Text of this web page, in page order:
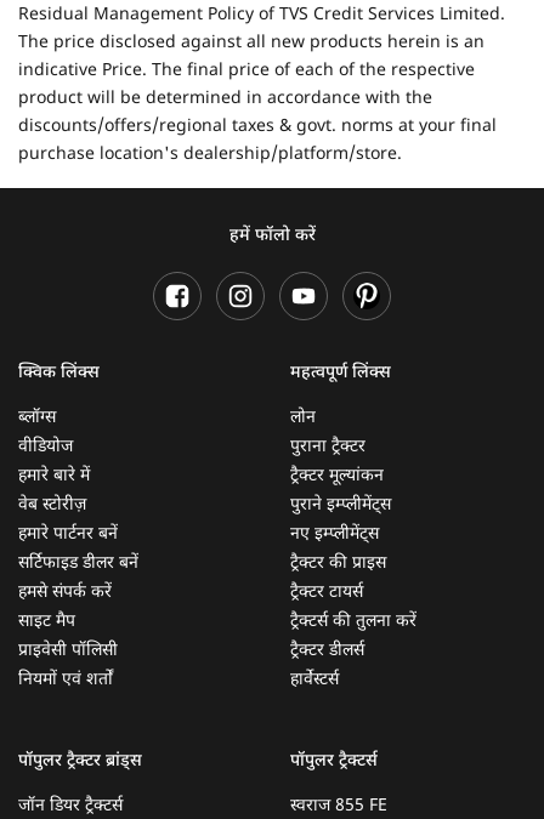
Residual Management Policy of TVS Credit Services Limited.
The price disclosed against all new products herein is an
indicative Price. The final price of each of the respective
product will be determined in accordance with the
discounts/offers/regional taxes & govt. norms at your final
purchase location's dealership/platform/store.
हमें फॉलो करें
क्विक लिंक्स
ब्लॉग्स
वीडियोज
हमारे बारे में
वेब स्टोरीज़
हमारे पार्टनर बनें
सर्टिफाइड डीलर बनें
हमसे संपर्क करें
साइट मैप
प्राइवेसी पॉलिसी
नियमों एवं शर्तों
महत्वपूर्ण लिंक्स
लोन
पुराना ट्रैक्टर
ट्रैक्टर मूल्यांकन
पुराने इम्प्लीमेंट्स
नए इम्प्लीमेंट्स
ट्रैक्टर की प्राइस
ट्रैक्टर टायर्स
ट्रैक्टर्स की तुलना करें
ट्रैक्टर डीलर्स
हार्वेस्टर्स
पॉपुलर ट्रैक्टर ब्रांड्स
जॉन डियर ट्रैक्टर्स
पॉपुलर ट्रैक्टर्स
स्वराज 855 FE